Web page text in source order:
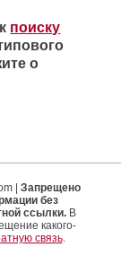
поиску
о
| Запрещено
без
ссылки.В
какого-
связь.